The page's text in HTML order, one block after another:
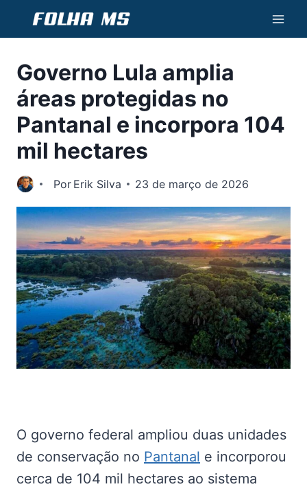
Conteúdo
Governo Lula amplia
áreas protegidas no
Pantanal e incorpora 104
mil hectares
Por Erik Silva 23 de março de 2026
O governo federal ampliou duas unidades
de conservação no Pantanal e incorporou
cerca de 104 mil hectares ao sistema